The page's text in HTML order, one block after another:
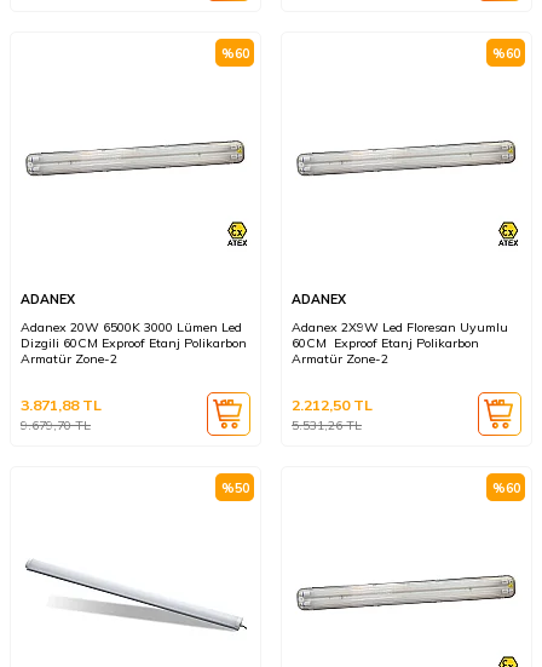
%60
ADANEX
Adanex 20W 6500K 3000 Lümen Led
Dizgili 60CM Exproof Etanj Polikarbon
Armatür Zone-2
9.679,70TL
3.871,88TL
%60
ADANEX
Adanex 2X9W Led Floresan Uyumlu
60CM Exproof Etanj Polikarbon
Armatür Zone-2
5.531,26TL
2.212,50TL
%50 %60